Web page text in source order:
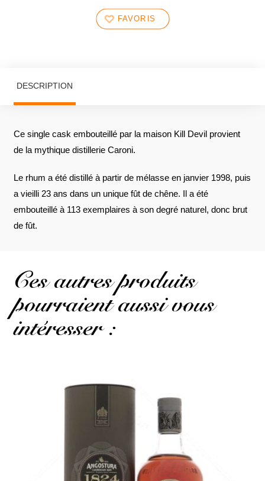
FAVORIS
DESCRIPTION
Ce single cask embouteillé par la maison Kill Devil provient
de la mythique distillerie Caroni.
Le rhum a été distillé à partir de mélasse en janvier 1998, puis
a vieilli 23 ans dans un unique fût de chêne. Il a été
embouteillé à 113 exemplaires à son degré naturel, donc brut
de fût.
Ces autres produits
pourraient aussi vous
intéresser :